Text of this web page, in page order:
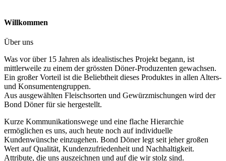
Willkommen
Über uns
Was vor über 15 Jahren als idealistisches Projekt begann, ist
mittlerweile zu einem der grössten Döner-Produzenten gewachsen.
Ein großer Vorteil ist die Beliebtheit dieses Produktes in allen Alters-
und Konsumentengruppen.
Aus ausgewählten Fleischsorten und Gewürzmischungen wird der
Bond Döner für sie hergestellt.
Kurze Kommunikationswege und eine flache Hierarchie
ermöglichen es uns, auch heute noch auf individuelle
Kundenwünsche einzugehen. Bond Döner legt seit jeher großen
Wert auf Qualität, Kundenzufriedenheit und Nachhaltigkeit.
Attribute, die uns auszeichnen und auf die wir stolz sind.